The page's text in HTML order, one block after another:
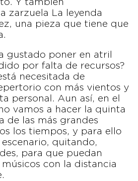
Y también
zarzuela La leyenda
una pieza que tiene que
gustado poner en atril
por falta de recursos?
necesitada de
con más vientos y
personal. Aun así, en el
vamos a hacer la quinta
de las más grandes
los tiempos, y para ello
quitando,
para que puedan
con la distancia